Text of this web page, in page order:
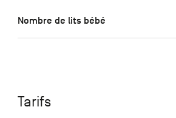
Nombre de lits bébé
Tarifs